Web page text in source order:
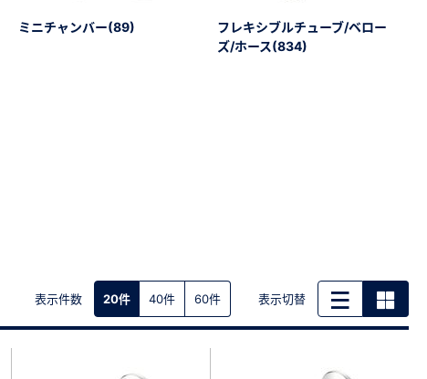
ミニチャンバー(89)
フレキシブルチューブ/ベロー
ズ/ホース(834)
表示件数 20件 40件 60件 表示切替